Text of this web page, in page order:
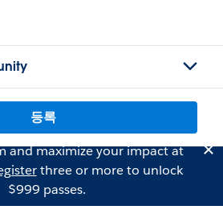
등록
and maximize your impact at
three or more to unlock
$999 passes.